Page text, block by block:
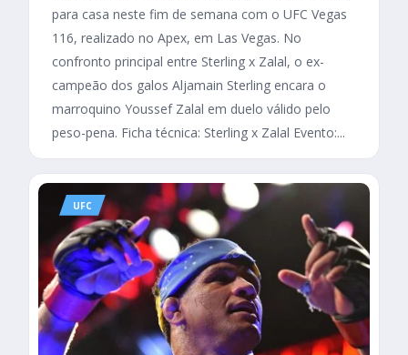
para casa neste fim de semana com o UFC Vegas
116, realizado no Apex, em Las Vegas. No
confronto principal entre Sterling x Zalal, o ex-
campeão dos galos Aljamain Sterling encara o
marroquino Youssef Zalal em duelo válido pelo
peso-pena. Ficha técnica: Sterling x Zalal Evento:...
UFC